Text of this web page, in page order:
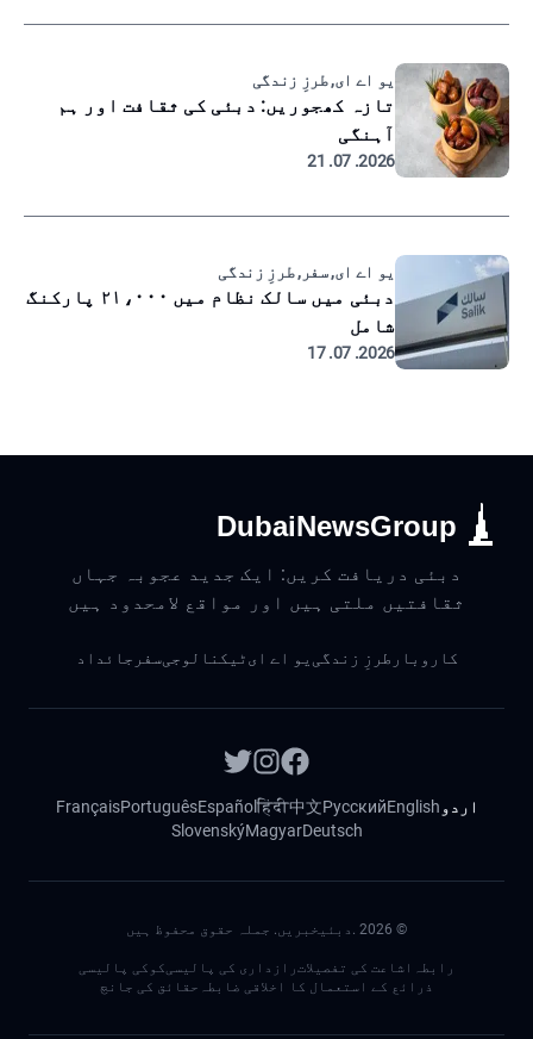
یو اے ای, طرزِ زندگی
تازہ کھجوریں: دبئی کی ثقافت اور ہم
آہنگی
2026. 07. 21
یو اے ای, سفر, طرزِ زندگی
دبئی میں سالک نظام میں ۲۱،۰۰۰ پارکنگ
شامل
2026. 07. 17
DubaiNewsGroup
دبئی دریافت کریں: ایک جدید عجوبہ جہاں
ثقافتیں ملتی ہیں اور مواقع لامحدود ہیں
کاروبار طرزِ زندگی یو اے ایٹیکنالوجیسفر جائداد
اردو English
Русский
中文
हिंदी
Español
Português
Français
Deutsch
Magyar
Slovenský
©
2026 .دبئیخبریں. جملہ حقوق محفوظ ہیں
رابطہ اشاعت کی تفصیلاترازداری کی پالیسیکوکی پالیسی
ذرائع کے استعمال کا اخلاقی ضابطہ حقائق کی جانچ